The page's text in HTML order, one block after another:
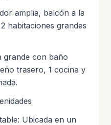
amplia, balcón a la
habitaciones grandes
grande con baño
trasero, 1 cocina y
Ubicada en un